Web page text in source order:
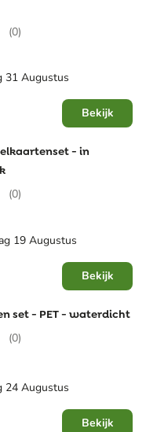
(0)
31 Augustus
Bekijk
- in
(0)
19 Augustus
Bekijk
set - PET - waterdicht
(0)
24 Augustus
Bekijk